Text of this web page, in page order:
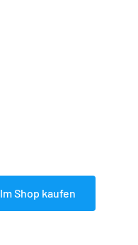
Im Shop kaufen